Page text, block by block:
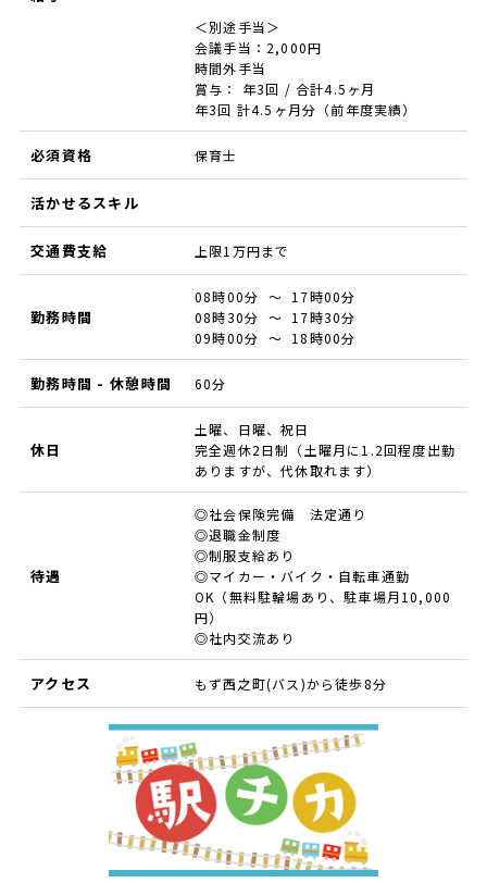
＜別途手当＞
会議手当：2,000円
時間外手当
賞与： 年3回 / 合計4.5ヶ月
年3回 計4.5ヶ月分（前年度実績）
必須資格 保育士
活かせるスキル
交通費支給 上限1万円まで
勤務時間
08時00分 ～ 17時00分
08時30分 ～ 17時30分
09時00分 ～ 18時00分
勤務時間 - 休憩時間 60分
休日
土曜、日曜、祝日
完全週休2日制（土曜月に1.2回程度出勤
ありますが、代休取れます）
待遇
◎社会保険完備 法定通り
◎退職金制度
◎制服支給あり
◎マイカー・バイク・自転車通勤
OK（無料駐輪場あり、駐車場月10,000
円）
◎社内交流あり
アクセス もず西之町(バス)から徒歩8分